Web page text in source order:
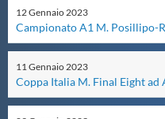
Centri Federali
Area Legislativa
12Gennaio2023
Campionato A1
11Gennaio2023
Coppa Italia M. Final Eight